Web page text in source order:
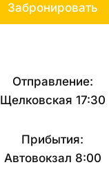
Забронировать
Отправление:
Щелковская 17:30
Прибытия:
Автовокзал 8:00